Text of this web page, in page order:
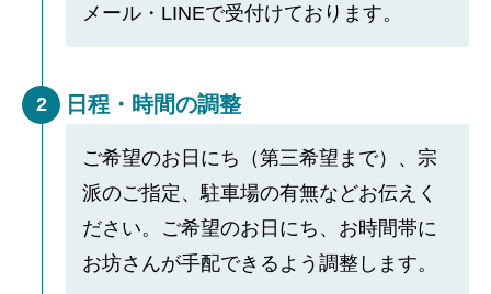
メール・LINEで受付けております。
2 日程・時間の調整
ご希望のお日にち（第三希望まで）、宗
派のご指定、駐車場の有無などお伝えく
ださい。ご希望のお日にち、お時間帯に
お坊さんが手配できるよう調整します。